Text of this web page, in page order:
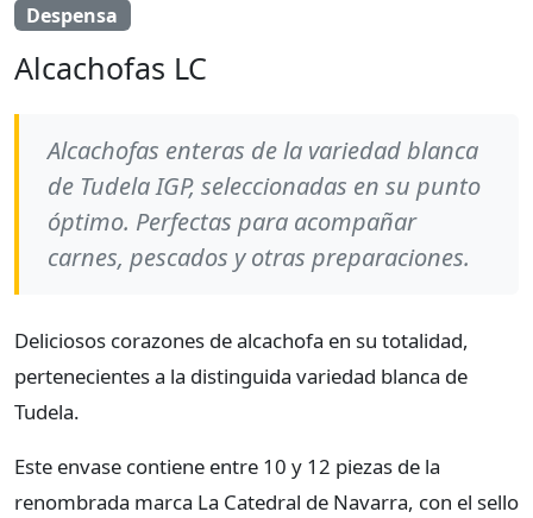
Despensa
Alcachofas LC
Alcachofas enteras de la variedad blanca
de Tudela IGP, seleccionadas en su punto
óptimo. Perfectas para acompañar
carnes, pescados y otras preparaciones.
Deliciosos corazones de alcachofa en su totalidad,
pertenecientes a la distinguida variedad blanca de
Tudela.
Este envase contiene entre 10 y 12 piezas de la
renombrada marca La Catedral de Navarra, con el sello